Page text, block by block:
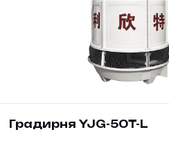
Градирня YJG-50T-L